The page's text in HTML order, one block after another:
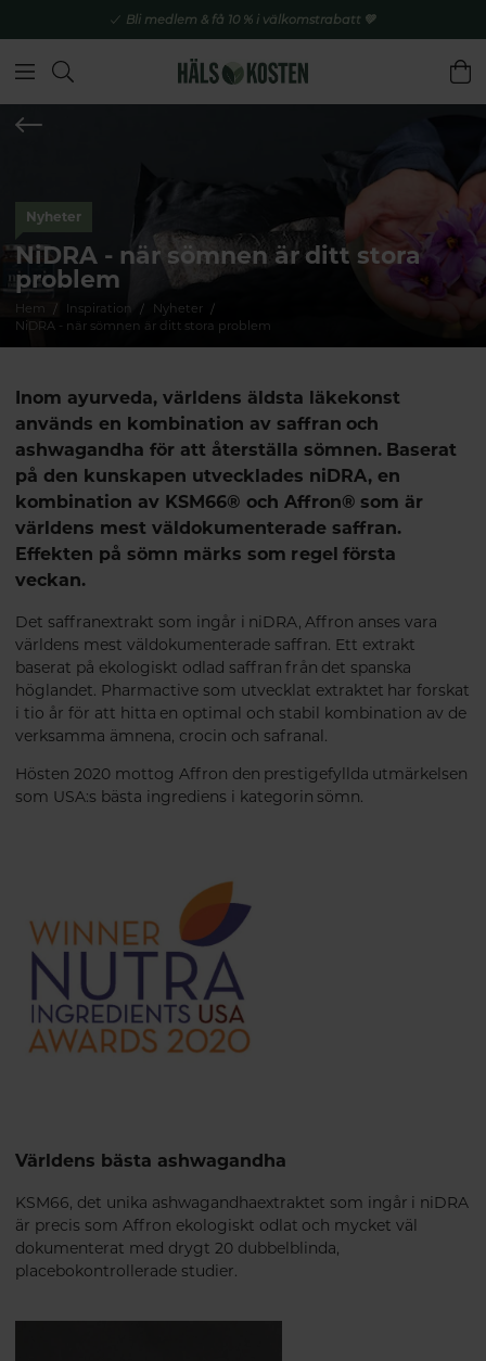
Bli medlem & få 10 % i välkomstrabatt 💚
Nyheter
NiDRA - när sömnen är ditt stora
problem
Hem Inspiration
Nyheter
NiDRA - när sömnen är ditt stora problem
Inom ayurveda, världens äldsta läkekonst
används en kombination av saffran och
ashwagandha för att återställa sömnen. Baserat
på den kunskapen utvecklades niDRA, en
kombination av KSM66® och Affron® som är
världens mest väldokumenterade saffran.
Effekten på sömn märks som regel första
veckan.
Det saffranextrakt som ingår i niDRA, Affron anses vara
världens mest väldokumenterade saffran. Ett extrakt
baserat på ekologiskt odlad saffran från det spanska
höglandet. Pharmactive som utvecklat extraktet har forskat
i tio år för att hitta en optimal och stabil kombination av de
verksamma ämnena, crocin och safranal.
Hösten 2020 mottog Affron den prestigefyllda utmärkelsen
som USA:s bästa ingrediens i kategorin sömn.
Världens bästa ashwagandha
KSM66, det unika ashwagandhaextraktet som ingår i niDRA
är precis som Affron ekologiskt odlat och mycket väl
dokumenterat med drygt 20 dubbelblinda,
placebokontrollerade studier.